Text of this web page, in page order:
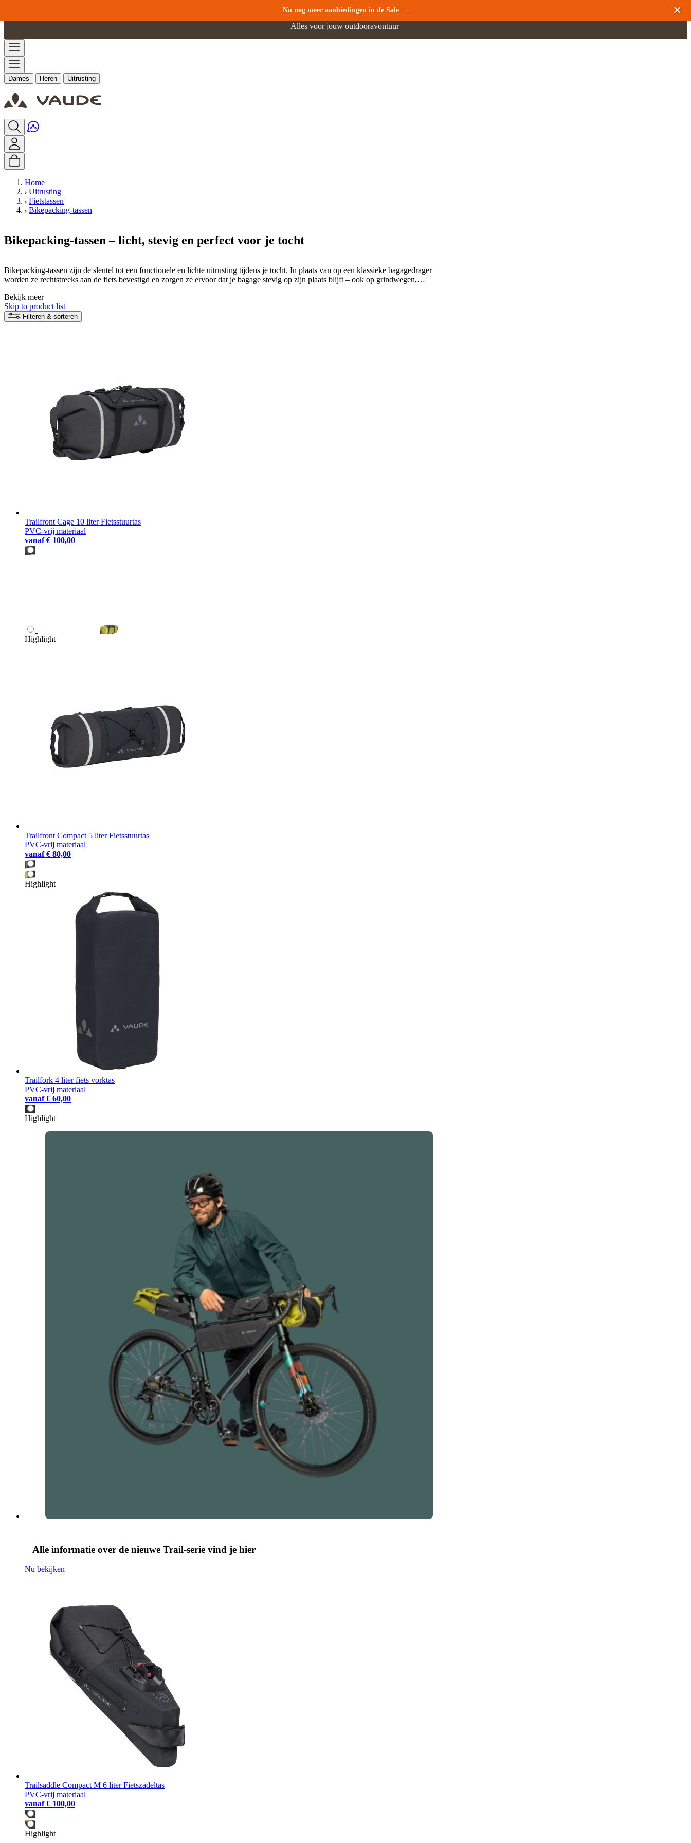
Nu nog meer aanbiedingen in de Sale →
Alles voor jouw outdooravontuur
Dames Heren Uitrusting
Home
Uitrusting
Fietstassen
Bikepacking-tassen
Bikepacking-tassen – licht, stevig en perfect voor je tocht
Bikepacking-tassen zijn de sleutel tot een functionele en lichte uitrusting tijdens je tocht. In plaats van op een klassieke bagagedrager
worden ze rechtstreeks aan de fiets bevestigd en zorgen ze ervoor dat je bagage stevig op zijn plaats blijft – ook op grindwegen,
Of het nu gaat om een weekendtocht of een meerdaags avontuur: met de juiste bikepacking-tassen blijft je bagage overzichtelijk
georganiseerd en optimaal verdeeld. Zo kun je je volledig concentreren op wat telt: onderweg zijn en de natuur beleven.
Bekijk meer
Skip to product list
Filteren & sorteren
Trailfront Cage 10 liter Fietsstuurtas
PVC-vrij materiaal
vanaf € 100,00
Highlight
Trailfront Compact 5 liter Fietsstuurtas
PVC-vrij materiaal
vanaf € 80,00
Highlight
Trailfork 4 liter fiets vorktas
PVC-vrij materiaal
vanaf € 60,00
Highlight
Alle informatie over de nieuwe Trail-serie vind je hier
Nu bekijken
Trailsaddle Compact M 6 liter Fietszadeltas
PVC-vrij materiaal
vanaf € 100,00
Highlight